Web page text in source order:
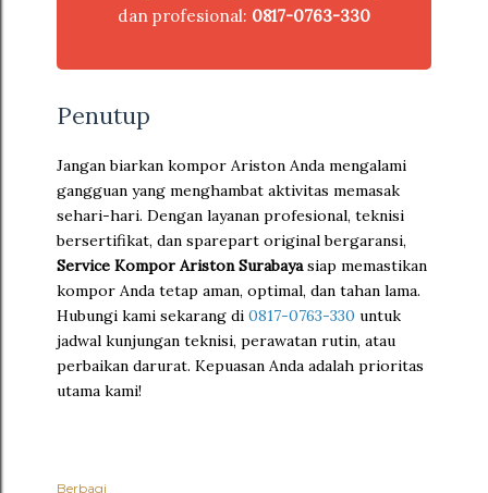
dan profesional: 0817-0763-330
Penutup
Jangan biarkan kompor Ariston Anda mengalami
gangguan yang menghambat aktivitas memasak
sehari-hari. Dengan layanan profesional, teknisi
bersertifikat, dan sparepart original bergaransi,
Service Kompor Ariston Surabayasiap memastikan
kompor Anda tetap aman, optimal, dan tahan lama.
Hubungi kami sekarang di 0817-0763-330 untuk
jadwal kunjungan teknisi, perawatan rutin, atau
perbaikan darurat. Kepuasan Anda adalah prioritas
utama kami!
Berbagi